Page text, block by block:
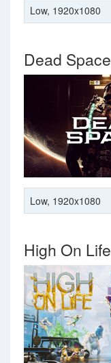
Low, 1920x1080
Dead
Low, 1920x1080
High On